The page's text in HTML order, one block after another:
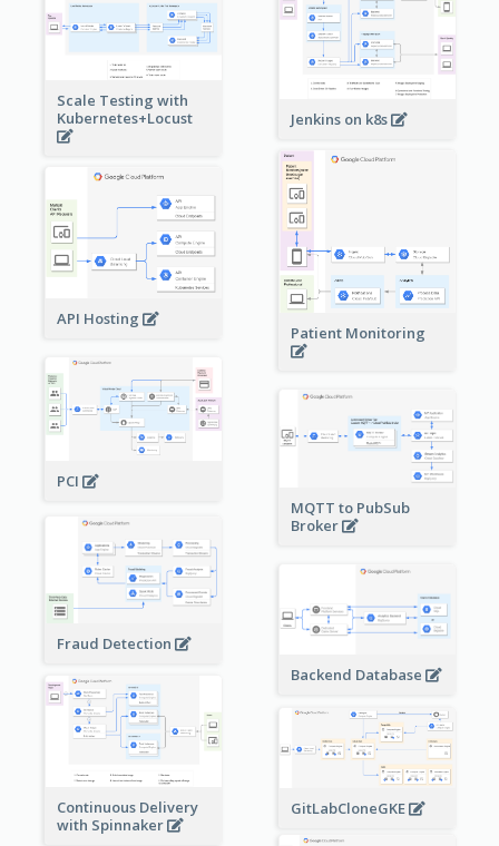
Jenkins on k8s
Scale Testing with
Kubernetes+Locust
Patient Monitoring
API Hosting
PCI
MQTT to PubSub
Broker
Fraud Detection
Backend Database
Continuous Delivery
with Spinnaker
GitLabCloneGKE